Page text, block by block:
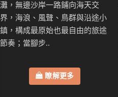
灘，無邊沙岸一路鋪向海天交
界，海浪、風聲、鳥群與沿途小
鎮，構成最原始也最自由的旅途
節奏；當腳步..
瞭解更多